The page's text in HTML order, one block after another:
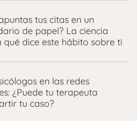
tus citas en un
de papel? La ciencia
qué dice este hábito sobre ti
en las redes
¿Puede tu terapeuta
tu caso?